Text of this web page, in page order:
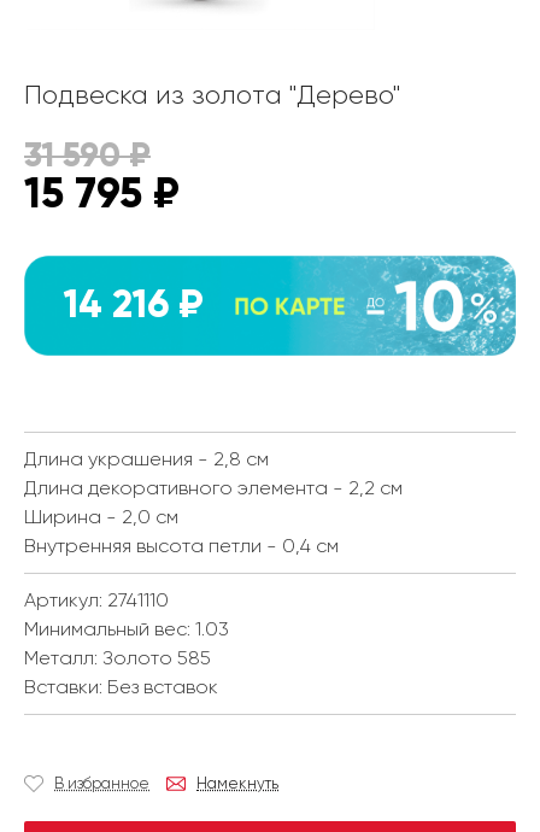
Подвеска из золота "Дерево"
31 590₽
15 795 ₽
14 216 ₽
Длина украшения - 2,8 см
Длина декоративного элемента - 2,2 см
Ширина - 2,0 см
Внутренняя высота петли - 0,4 см
Артикул: 2741110
Минимальный вес: 1.03
Металл: Золото 585
Вставки: Без вставок
В избранное Намекнуть